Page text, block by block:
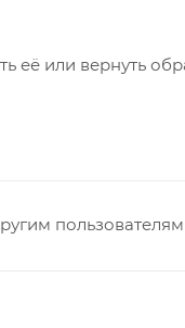
её или вернуть